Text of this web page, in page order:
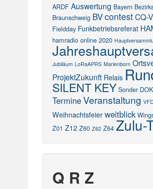
ARDF Auswertung Bayern
Braunschweig BVcontestCQ-
Fieldday Funkbetriebsreferat
hamradio online 2020
Jubiläum LoRaAPRS Marienborn
ProjektZukunft Relais
SILENT KEY Sonder DOK
TermineVeranstaltung
Weihnachtsfeier weitblick
Z01 Z12 Z60 Z62 Z64 Zulu-
Q R Z